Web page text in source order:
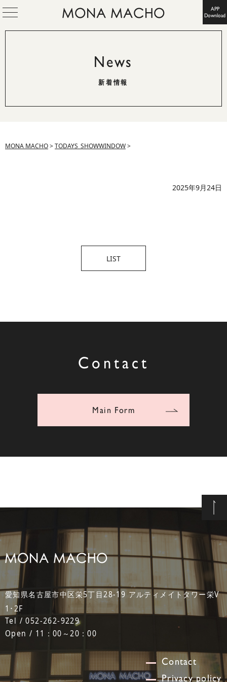
APP
Download
News
新着情報
MONA MACHO>TODAYS_SHOWWINDOW>
2025年9月24日
LIST
Contact
Main Form
愛知県名古屋市中区栄5丁目28-19 アルティメイトタワー栄V
1･2F
Tel / 052-262-9229
Open / 11：00～20：00
Contact
Privacy policy